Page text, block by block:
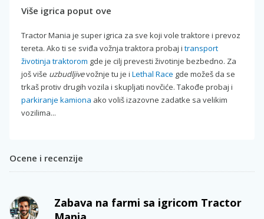
Više igrica poput ove
Tractor Mania je super igrica za sve koji vole traktore i prevoz
tereta. Ako ti se sviđa vožnja traktora probaj i transport
životinja traktorom gde je cilj prevesti životinje bezbedno. Za
još više uzbudljivevožnje tu je i Lethal Race gde možeš da se
trkaš protiv drugih vozila i skupljati novčiće. Takođe probaj i
parkiranje kamiona ako voliš izazovne zadatke sa velikim
vozilima...
Ocene i recenzije
Zabava na farmi sa igricom Tractor